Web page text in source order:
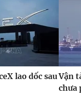
lao dốc sauVận
chưa